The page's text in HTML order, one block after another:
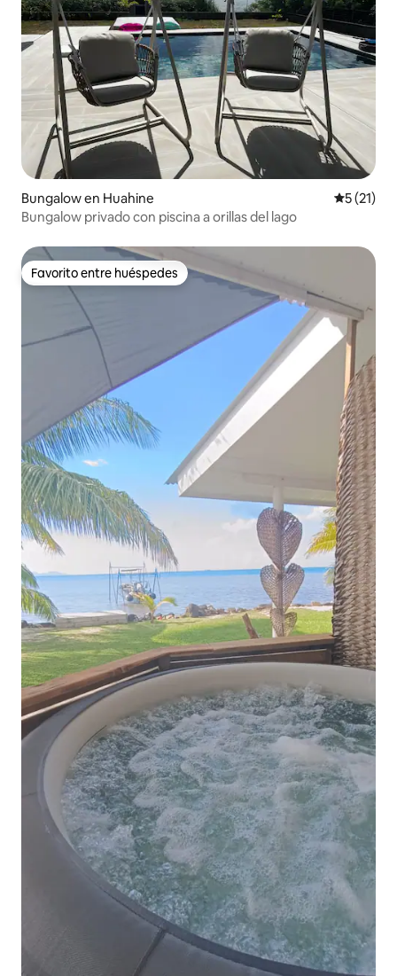
Bungalow en Huahine
5 (21)
Bungalow privado con piscina a orillas del lago
Favorito entre huéspedes
Favorito entre huéspedes